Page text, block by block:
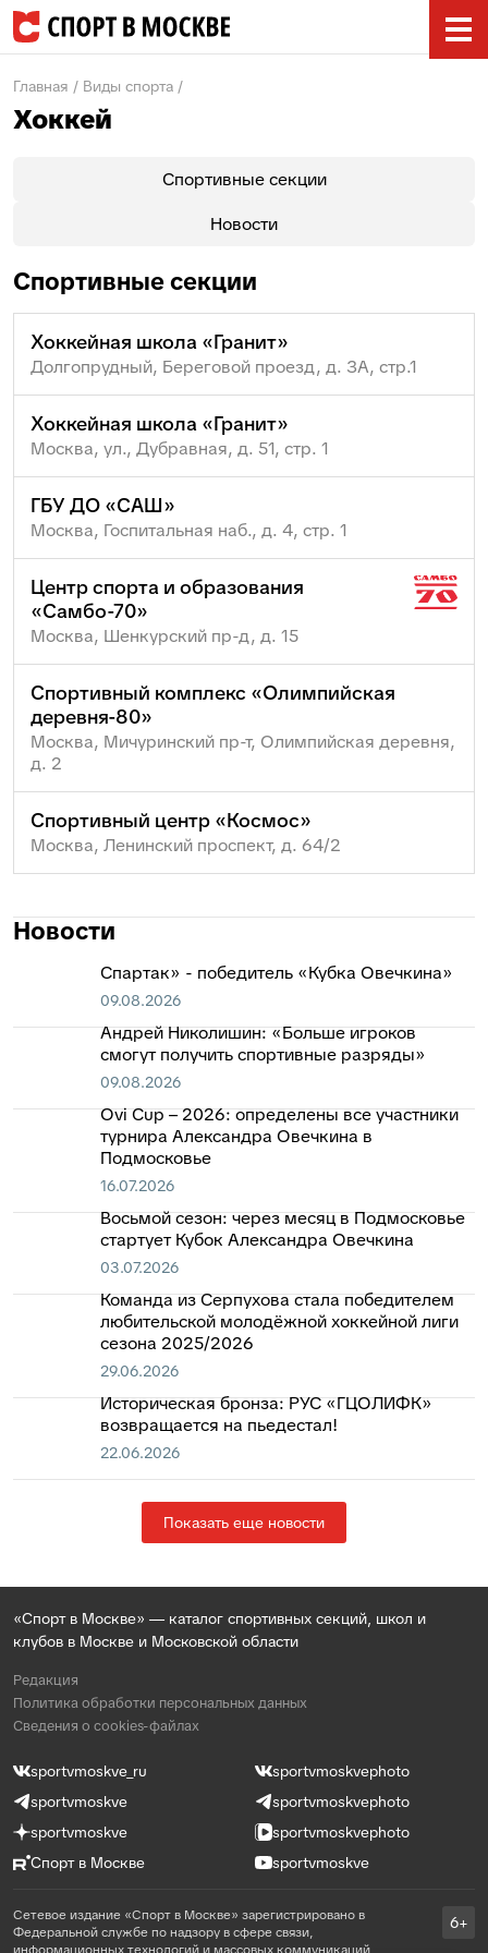
Главная Виды спорта
Хоккей
Спортивные секции
Новости
Спортивные секции
Хоккейная школа «Гранит»
Долгопрудный, Береговой проезд, д. ЗА, стр.1
Хоккейная школа «Гранит»
Москва, ул., Дубравная, д. 51, стр. 1
ГБУ ДО «САШ»
Москва, Госпитальная наб., д. 4, стр. 1
Центр спорта и образования
«Самбо-70»
Москва, Шенкурский пр-д, д. 15
Спортивный комплекс «Олимпийская
деревня-80»
Москва, Мичуринский пр-т, Олимпийская деревня,
д. 2
Спортивный центр «Космос»
Москва, Ленинский проспект, д. 64/2
Новости
Спартак» - победитель «Кубка Овечкина»
09.08.2026
Андрей Николишин: «Больше игроков
смогут получить спортивные разряды»
09.08.2026
Ovi Cup – 2026: определены все участники
турнира Александра Овечкина в
Подмосковье
16.07.2026
Восьмой сезон: через месяц в Подмосковье
стартует Кубок Александра Овечкина
03.07.2026
Команда из Серпухова стала победителем
любительской молодёжной хоккейной лиги
сезона 2025/2026
29.06.2026
Историческая бронза: РУС «ГЦОЛИФК»
возвращается на пьедестал!
22.06.2026
Показать еще новости
«Спорт в Москве» — каталог спортивных секций, школ и
клубов в Москве и Московской области
Редакция
Политика обработки персональных данных
Сведения о cookies-файлах
sportvmoskve_ru
sportvmoskvephoto
sportvmoskve
sportvmoskvephoto
sportvmoskve
sportvmoskvephoto
Спорт в Москве
sportvmoskve
Сетевое издание «Спорт в Москве» зарегистрировано в
Федеральной службе по надзору в сфере связи,
6+